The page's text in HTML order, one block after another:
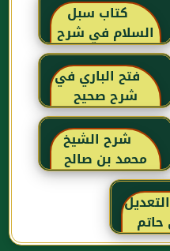
كتاب سبل
السلام في شرح
بلوغ المرام للإمام
الصنعاني رحمه
الله
فتح الباري في
شرح صحيح
البخاري للحافظ
ابن حجر
العسقلاني
شرح الشيخ
محمد بن صالح
العثيمين لكتاب
رياض الصالحين
للإمام النووي
رحمهم الله تعالى
حاتم